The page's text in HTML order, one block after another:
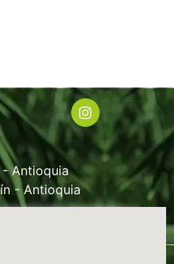
Antioquia
- Antioquia